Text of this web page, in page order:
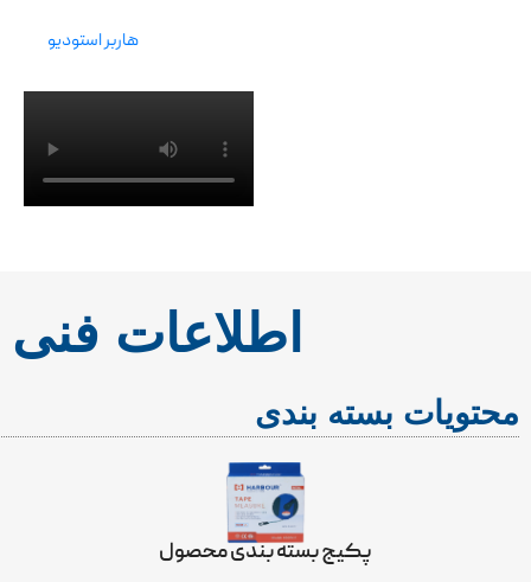
هاربر استودیو
اطلاعات فنی
محتویات بسته بندی
پکیج بسته بندی محصول